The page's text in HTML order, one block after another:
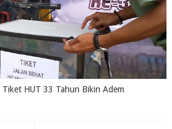
HUT 33 Tahun Bikin Adem